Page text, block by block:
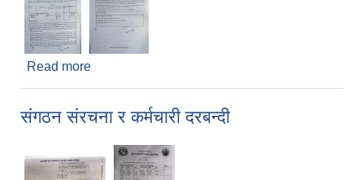
Read more
संगठन संरचना र कर्मचारी दरबन्दी